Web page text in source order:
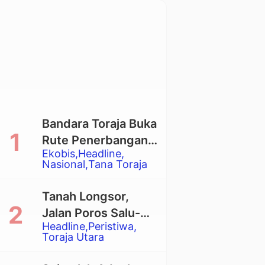
Ekobis Headline
Nasional Tana Toraja
Bandara Toraja Buka
Rute Penerbangan
Langsung Toraja-
Balikpapan
Headline Peristiwa
Toraja Utara
Tanah Longsor,
Jalan Poros Salu-
Dende’ Tertutup
Total